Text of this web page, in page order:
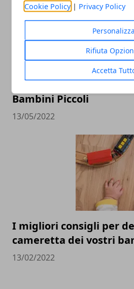
Cookie Policy | Privacy Policy
Personalizza
Rifiuta
Accetta
Dove Andare in
Bambini Piccoli
13/05/2022
I migliori consigli per
cameretta dei vostri
13/02/2022